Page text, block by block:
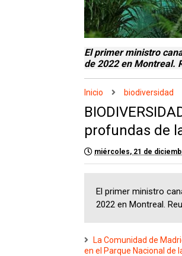
El primer ministro
de 2022 en Montreal.
Inicio biodiversidad
profundas de
miércoles, 21 de
El primer ministro
2022 en Montreal.
La Comunidad de
en el Parque Nacional de